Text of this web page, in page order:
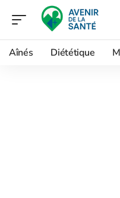
Aînés Diététique